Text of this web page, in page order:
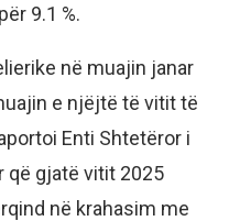
9.1 %.
në muajin janar
e njëjtë të vitit të
Enti Shtetëror i
që gjatë vitit 2025
në krahasim me